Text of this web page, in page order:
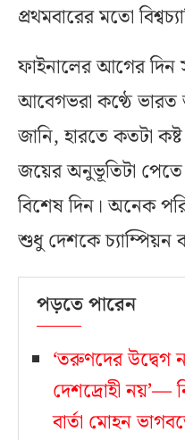
প্রথমবারের মতো
ফাইনালের আগের দিন
আবেগভরা কণ্ঠে
জানি, হারতে কতটা
জয়ের অনুভূতিটা
বিশেষ দিন। অনেক
শুধু দেশকে চ্যাম্পিয়ন
পড়তে পারেন
‘তরুণদের উদ্বেগ
দেশদ্রোহী নয়’—
বার্তা মোহন